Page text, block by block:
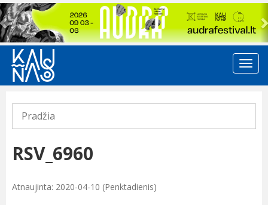
Previous
Pradžia
RSV_6960
Atnaujinta: 2020-04-10 (Penktadienis)